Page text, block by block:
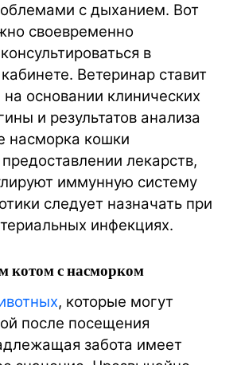
с дыханием. Вот
своевременно
в
Ветеринар ставит
на основании клинических
и результатов анализа
насморка кошки
лекарств,
иммунную систему
следует назначать при
инфекциях.
котом с насморком
, которые могут
после посещения
забота имеет